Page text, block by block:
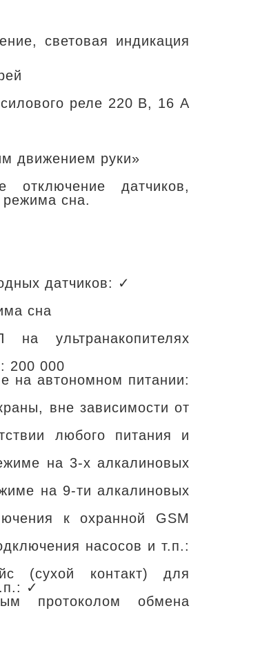
световая индикация
реле 220 В, 16 А
движением руки»
датчиков,
режима сна.
датчиков: ✓
сна
ультранакопителях
200 000
на автономном питании:
вне зависимости от
любого питания и
на 3-х алкалиновых
на 9-ти алкалиновых
к охранной GSM
насосов и т.п.:
(сухой контакт) для
✓
протоколом обмена